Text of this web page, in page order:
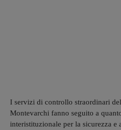
I servizi di controllo straordinari
Montevarchi fanno seguito a
interistituzionale per la sicurezza e